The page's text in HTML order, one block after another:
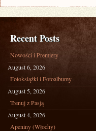
Recent Posts
Nowości i Premiery
August 6, 2026
Fotoksiążki i Fotoalbumy
August 5, 2026
Trenuj z Pasją
August 4, 2026
Apeniny (Włochy)